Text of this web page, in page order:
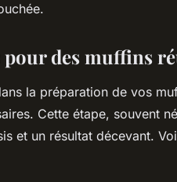
des muffins
la préparation de vos
Cette étape, souvent
et un résultat décevant.